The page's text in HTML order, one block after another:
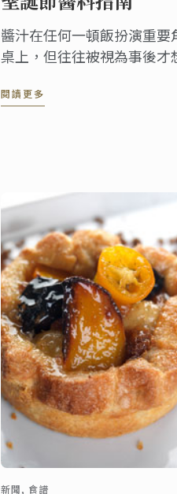
醬汁在任何一頓飯扮演重
桌上，但往往被視為事後才
一樣受到重視，達到餐桌上
閱讀更多
新聞, 食譜